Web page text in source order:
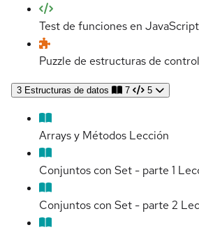
Test de funciones en JavaScript
Puzzle de estructuras de control
3 Estructuras de datos 7 5
Arrays y Métodos Lección
Conjuntos con Set - parte 1
Conjuntos con Set - parte 2